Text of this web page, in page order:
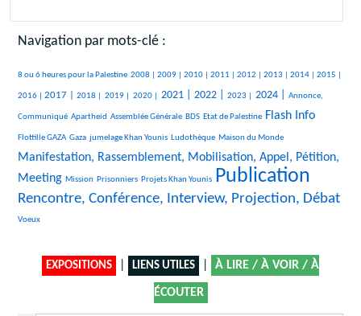
Navigation par mots-clé :
506/3354
8 ou 6 heures pour la Palestine
237/3354 2008 |
315/3354 2009 |
265/3354 2010 |
380/3354 2011 |
349/3354 2012 |
227/3354 2013 |
293/3354 2014 |
252/3354 2015 |
546/3354
2016 |
801/3354
2017 |
221/3354 2018 |
109/3354 2019 |
150/3354 2020 |
1159/3354 2021 |
1199/3354 2022 |
565/3354 2023 |
1348/3354 2024 |
538/3354 Annonce,
Communiqué
49/3354 Apartheid
31/3354 Assemblée Générale
189/3354 BDS
40/3354 Etat de Palestine
1619/3354 Flash Info
51/3354
Flottille GAZA
380/3354 Gaza
294/3354 jumelage Khan Younis
482/3354 Ludothèque
25/3354 Maison du Monde
1676/3354
Manifestation, Rassemblement, Mobilisation, Appel, Pétition,
Meeting
24/3354 Mission
52/3354 Prisonniers
184/3354 Projets Khan Younis
3354/3354 Publication
2259/3354
Rencontre, Conférence, Interview, Projection, Débat
15/3354
Voeux
EXPOSITIONS LIENS UTILES À LIRE / À VOIR / À
ÉCOUTER